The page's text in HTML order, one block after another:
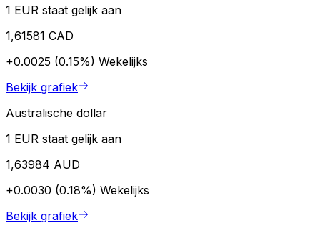
1 EUR staat gelijk aan
1,61581 CAD
+0.0025 (0.15%) Wekelijks
Bekijk grafiek
Australische dollar
1 EUR staat gelijk aan
1,63984 AUD
+0.0030 (0.18%) Wekelijks
Bekijk grafiek